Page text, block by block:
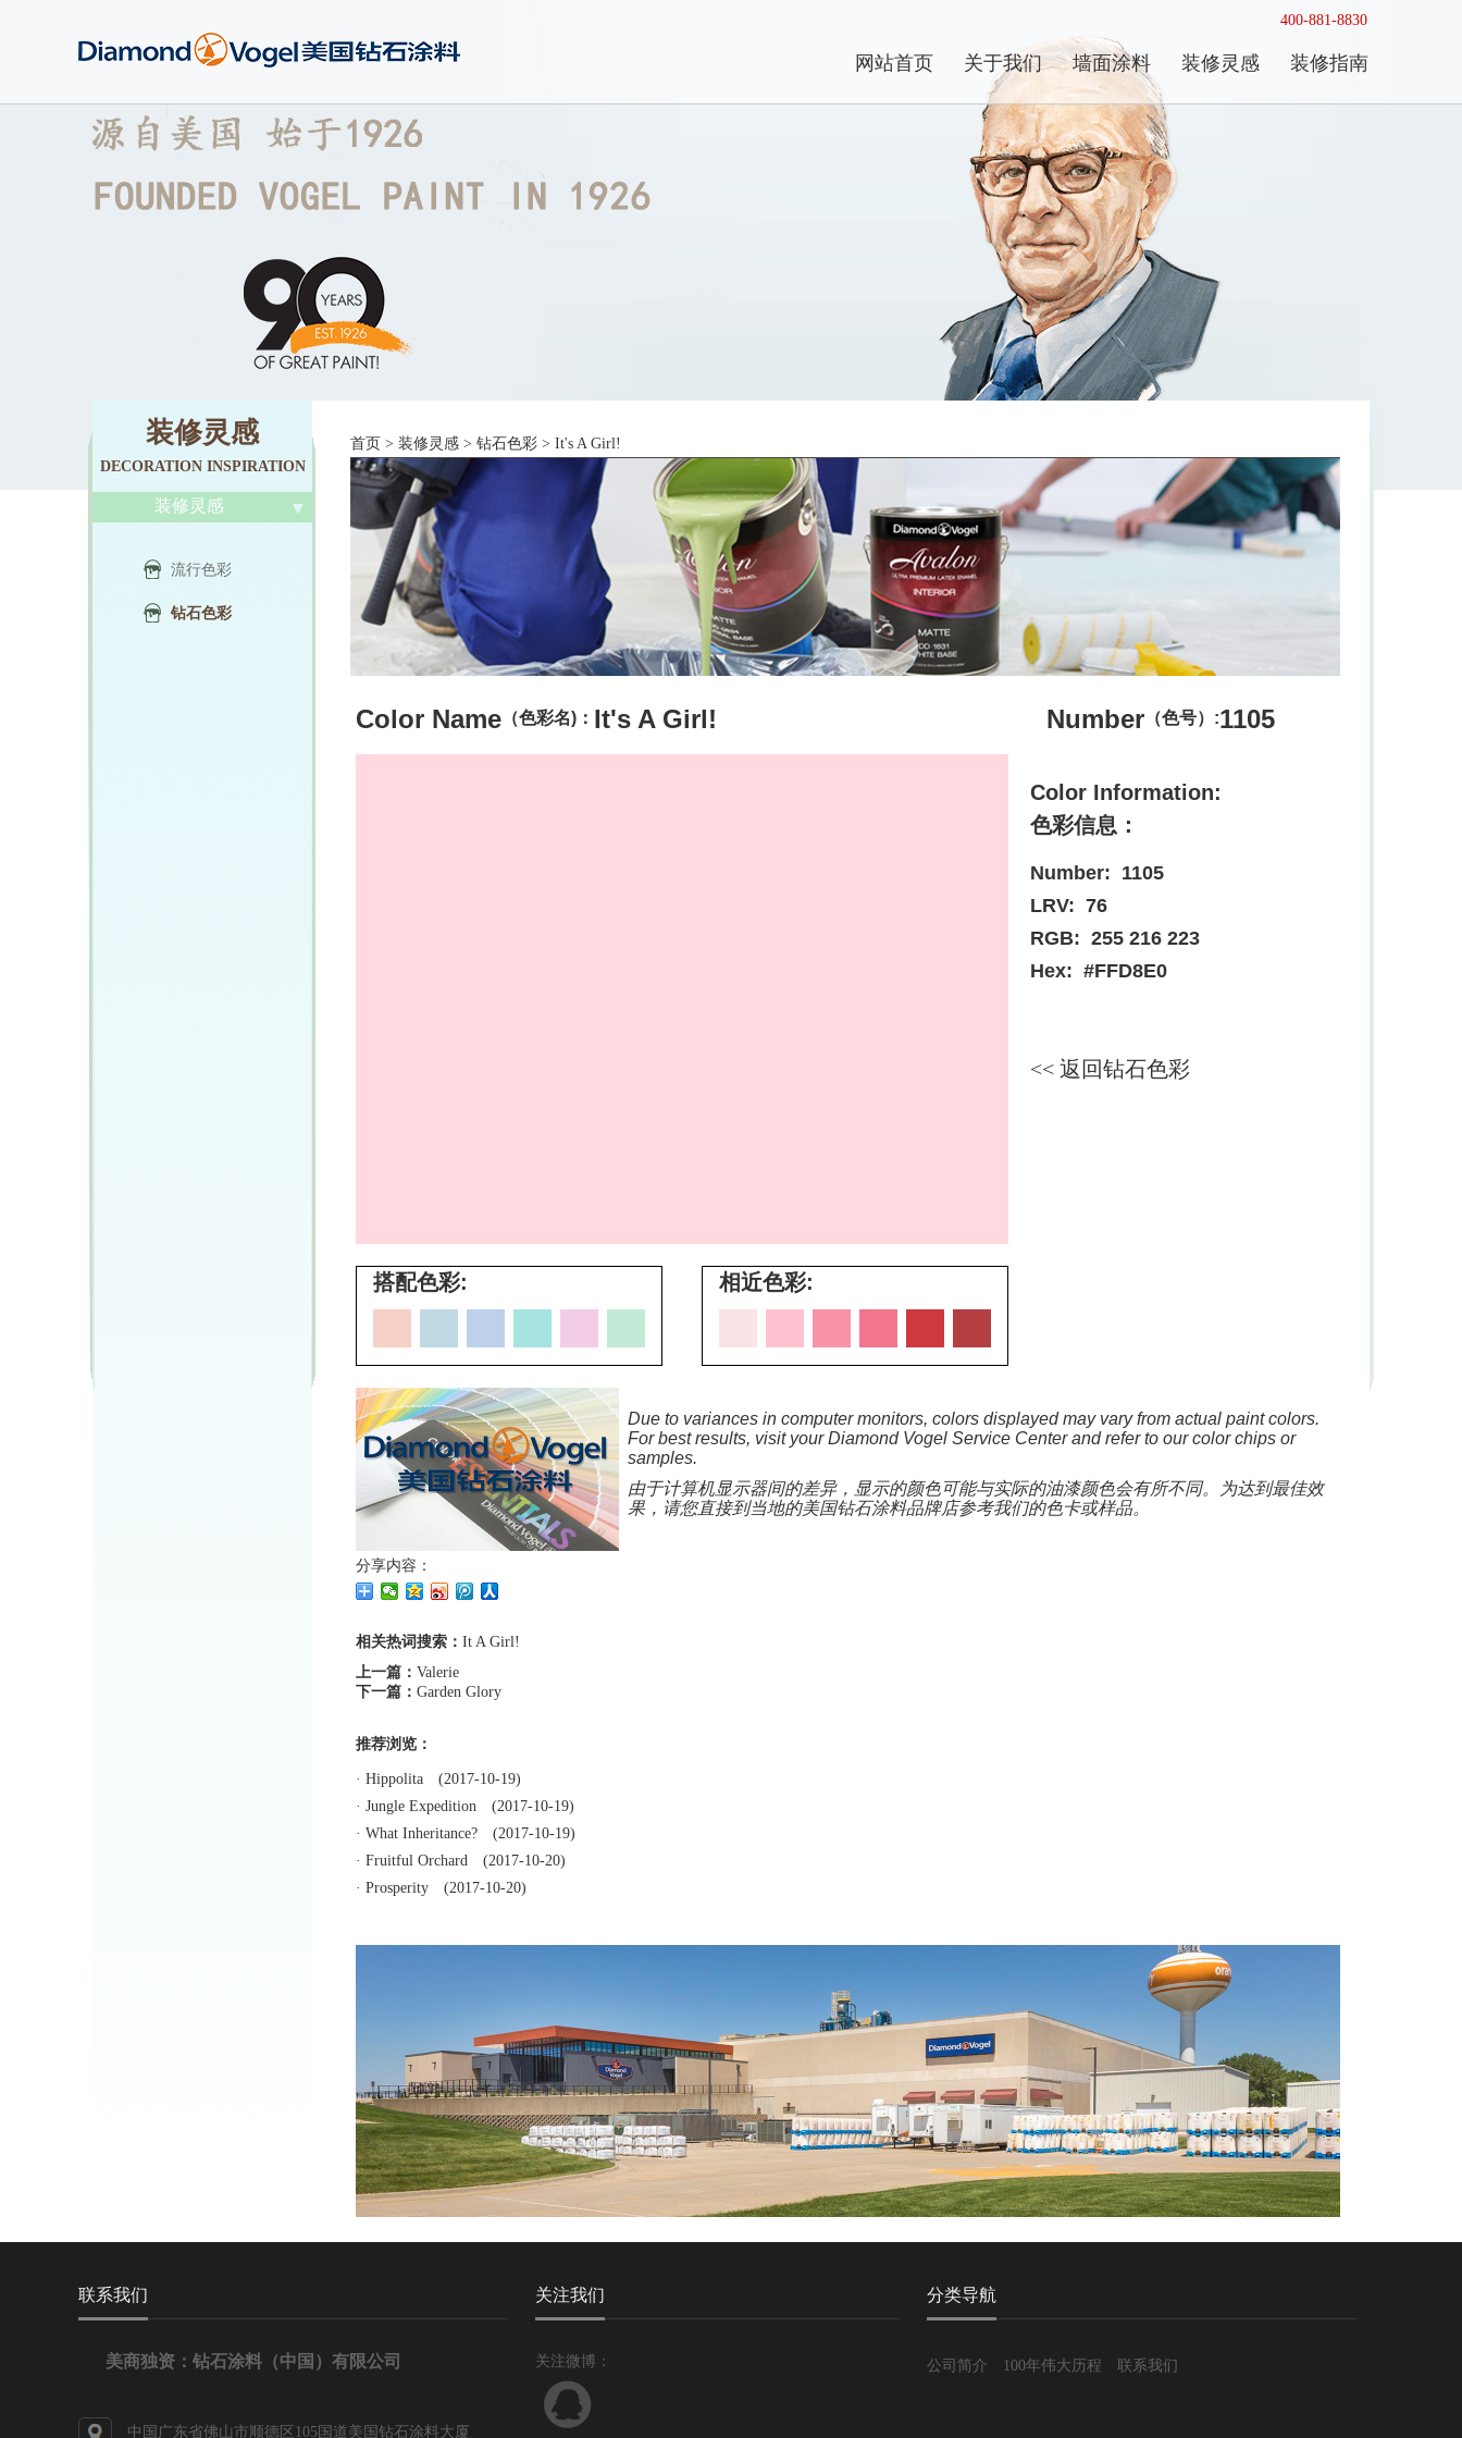
400-881-8830
网站首页 关于我们 墙面涂料 装修灵感 装修指南
装修灵感
DECORATION INSPIRATION
装修灵感
流行色彩
钻石色彩
首页 > 装修灵感 > 钻石色彩 > It's A Girl!
Color Name （色彩名)： It's A Girl! Number （色号）:1105
搭配色彩: 相近色彩:
Color Information:
色彩信息：
Number: 1105
LRV: 76
RGB: 255 216 223
Hex: #FFD8E0
<< 返回钻石色彩
Due to variances in computer monitors, colors displayed may vary from actual paint colors.
For best results, visit your Diamond Vogel Service Center and refer to our color chips or
samples.
由于计算机显示器间的差异，显示的颜色可能与实际的油漆颜色会有所不同。为达到最佳效
果，请您直接到当地的美国钻石涂料品牌店参考我们的色卡或样品。
分享内容：
相关热词搜索： It A Girl!
上一篇： Valerie
下一篇： Garden Glory
推荐浏览：
· Hippolita (2017-10-19)
· Jungle Expedition (2017-10-19)
· What Inheritance? (2017-10-19)
· Fruitful Orchard (2017-10-20)
· Prosperity (2017-10-20)
联系我们
美商独资：钻石涂料（中国）有限公司
中国广东省佛山市顺德区105国道美国钻石涂料大厦
关注我们
关注微博：
分类导航
公司简介 100年伟大历程 联系我们